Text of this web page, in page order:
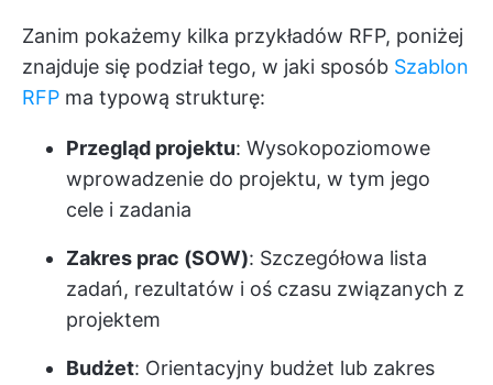
Zanim pokażemy kilka przykładów RFP, poniżej
znajduje się podział tego, w jaki sposób Szablon
RFP ma typową strukturę:
Przegląd projektu: Wysokopoziomowe
wprowadzenie do projektu, w tym jego
cele i zadania
Zakres prac (SOW): Szczegółowa lista
zadań, rezultatów i oś czasu związanych z
projektem
Budżet: Orientacyjny budżet lub zakres